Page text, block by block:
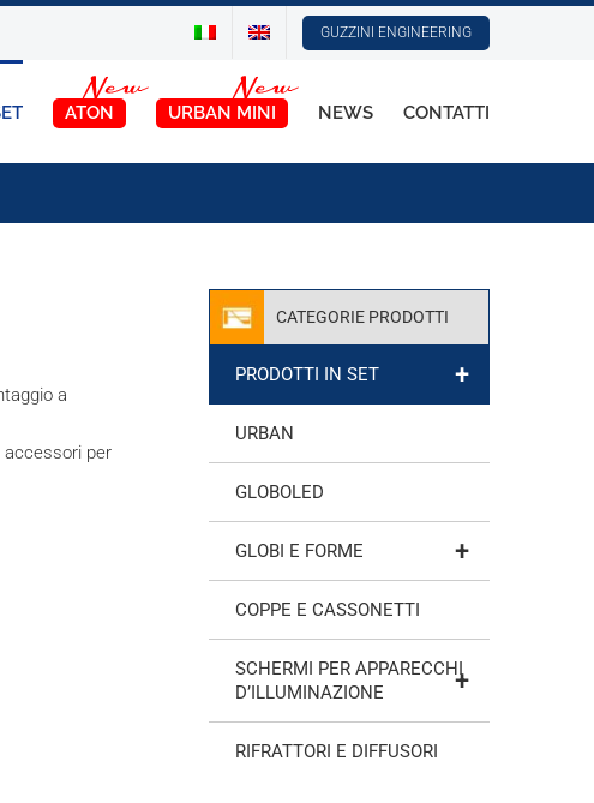
GUZZINI ENGINEERING
ATON URBAN MINI NEWS CONTATTI
a
accessori per
CATEGORIE PRODOTTI
+
PRODOTTI IN SET
URBAN
GLOBOLED
+
GLOBI E FORME
COPPE E CASSONETTI
+
SCHERMI PER APPARECCHI
D’ILLUMINAZIONE
RIFRATTORI E DIFFUSORI